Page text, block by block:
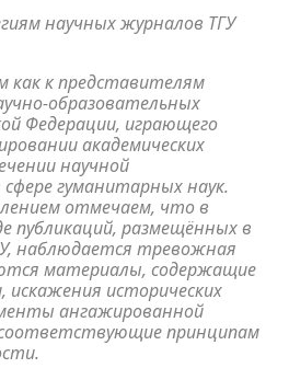
научных журналов ТГУ
как к представителям
образовательных
Федерации, играющего
академических
научной
гуманитарных наук.
отмечаем, что в
публикаций, размещённых в
наблюдается тревожная
материалы, содержащие
искажения исторических
ангажированной
принципам